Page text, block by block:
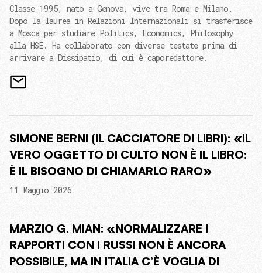
Classe 1995, nato a Genova, vive tra Roma e Milano.
Dopo la laurea in Relazioni Internazionali si trasferisce
a Mosca per studiare Politics, Economics, Philosophy
alla HSE. Ha collaborato con diverse testate prima di
arrivare a Dissipatio, di cui è caporedattore.
SIMONE BERNI (IL CACCIATORE DI LIBRI): «IL
VERO OGGETTO DI CULTO NON È IL LIBRO:
È IL BISOGNO DI CHIAMARLO RARO»
11 Maggio 2026
MARZIO G. MIAN: «NORMALIZZARE I
RAPPORTI CON I RUSSI NON È ANCORA
POSSIBILE, MA IN ITALIA C’È VOGLIA DI